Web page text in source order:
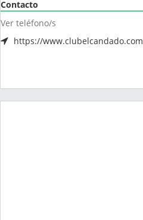
Contacto
Ver teléfono/s
https://www.clubelcandado.com